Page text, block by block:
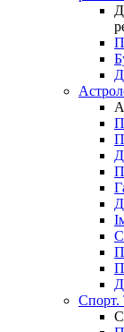
Спорт.